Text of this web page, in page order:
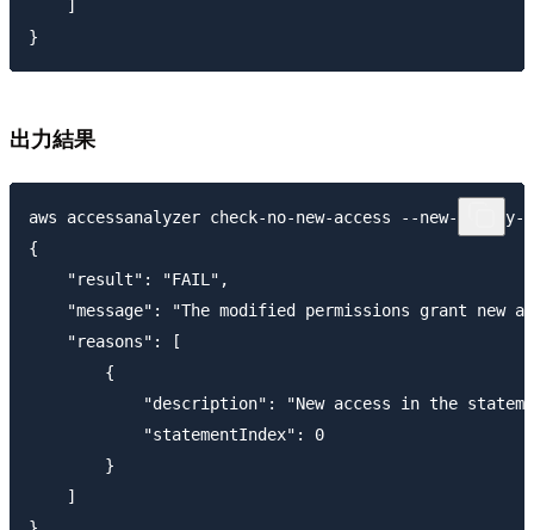
    ]
出力結果
aws accessanalyzer check-no-new-access --new-
{
    "result": "FAIL",
"message": "The modified permissions grant new
    "reasons": [
        {
"description": "New access in the
            "statementIndex": 0
        }
    ]